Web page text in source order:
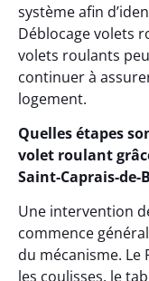
système afin
Déblocage volets
volets roulants
continuer à
logement.
Quelles étapes
volet roulant
Saint-Caprais-de-
Une intervention
commence
du mécanisme.
les coulisses, le